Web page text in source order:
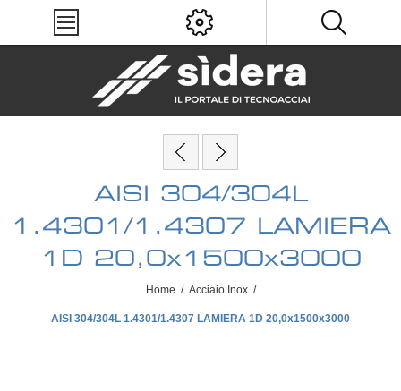
AISI 304/304L
1.4301/1.4307 LAMIERA
1D 20,0x1500x3000
Home / Acciaio Inox /
AISI 304/304L 1.4301/1.4307 LAMIERA 1D 20,0x1500x3000